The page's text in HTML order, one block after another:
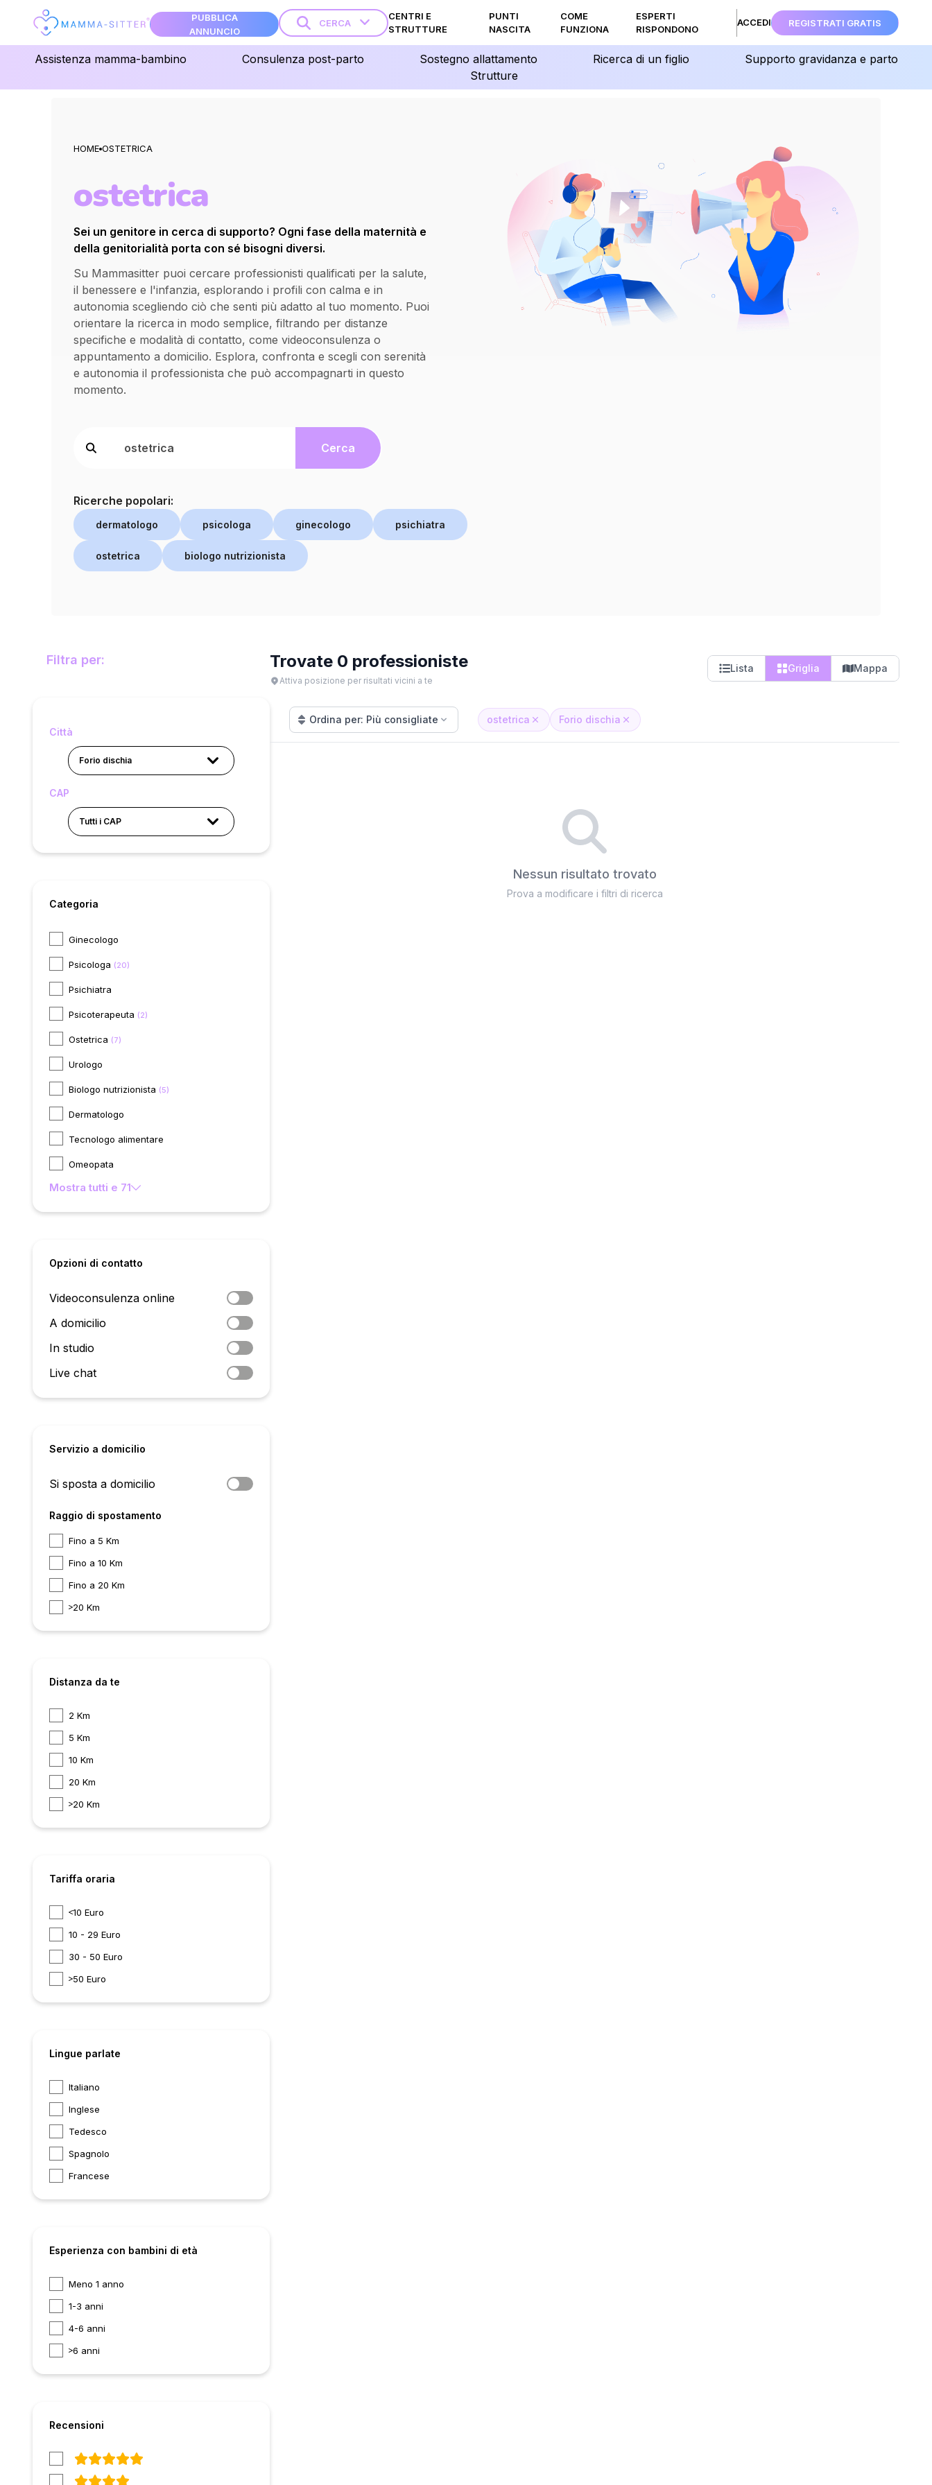
PUBBLICA
ANNUNCIO
CERCA
CENTRI E
STRUTTURE
PUNTI
NASCITA
COME
FUNZIONA
ESPERTI
RISPONDONO
ACCEDI REGISTRATI GRATIS
Assistenza mamma-bambino Consulenza post-parto Sostegno allattamento Ricerca di un figlio
Supporto gravidanza e parto
Strutture
HOME OSTETRICA
ostetrica
Sei un genitore in cerca di supporto? Ogni fase della maternità e
della genitorialità porta con sé bisogni diversi.
Su Mammasitter puoi cercare professionisti qualificati per la salute,
il benessere e l'infanzia, esplorando i profili con calma e in
autonomia scegliendo ciò che senti più adatto al tuo momento. Puoi
orientare la ricerca in modo semplice, filtrando per distanze
specifiche e modalità di contatto, come videoconsulenza o
appuntamento a domicilio. Esplora, confronta e scegli con serenità
e autonomia il professionista che può accompagnarti in questo
momento.
Cerca
Ricerche popolari:
dermatologo psicologa ginecologo psichiatra
ostetrica biologo nutrizionista
Filtra per:
Città
Forio dischia
CAP
Tutti i CAP
Categoria
Ginecologo
Psicologa (20)
Psichiatra
Psicoterapeuta (2)
Ostetrica (7)
Urologo
Biologo nutrizionista (5)
Dermatologo
Tecnologo alimentare
Omeopata
Mostra tutti e 71
Opzioni di contatto
Videoconsulenza online
A domicilio
In studio
Live chat
Servizio a domicilio
Si sposta a domicilio
Raggio di spostamento
Fino a 5 Km
Fino a 10 Km
Fino a 20 Km
20 Km
Distanza da te
2 Km
5 Km
10 Km
20 Km
20 Km
Tariffa oraria
10 Euro
10 - 29 Euro
30 - 50 Euro
50 Euro
Lingue parlate
Italiano
Inglese
Tedesco
Spagnolo
Francese
Esperienza con bambini di età
Meno 1 anno
1-3 anni
4-6 anni
6 anni
Recensioni
Trovate 0 professioniste
Attiva posizione per risultati vicini a te
Lista Griglia Mappa
Ordina per: Più consigliate ostetrica Forio dischia
Nessun risultato trovato
Prova a modificare i filtri di ricerca